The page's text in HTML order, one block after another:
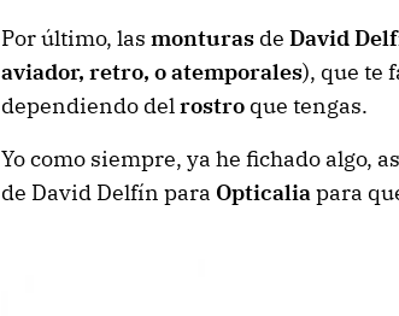
Por último, las monturasde David
aviador, retro, o atemporales), que te
dependiendo delrostroque tengas.
Yo como siempre, ya he fichado algo,
de David Delfín para Opticaliapara